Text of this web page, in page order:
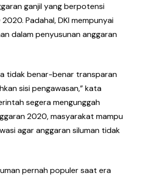
ganjil yang berpotensi
Padahal, DKI mempunyai
dalam penyusunan anggaran
tidak benar-benar transparan
sisi pengawasan,” kata
segera mengunggah
2020, masyarakat mampu
agar anggaran siluman tidak
pernah populer saat era